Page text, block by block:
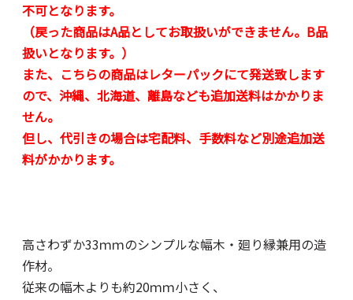
不可となります。
（戻った商品はA品としてお取扱いができません。B品
扱いとなります。）
また、こちらの商品はレターパックにて発送致します
ので、沖縄、北海道、離島なども追加送料はかかりま
せん。
但し、代引きの場合は宅配料、手数料など別途追加送
料がかかります。
高さわずか33ｍｍのシンプルな幅木・廻り縁兼用の造
作材。
従来の幅木よりも約20ｍｍ小さく、